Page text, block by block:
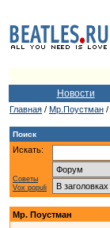
Новости
Главная / Мр.Поустман /
Поиск
Искать:
Советы
Vox populi
Мр. Поустман